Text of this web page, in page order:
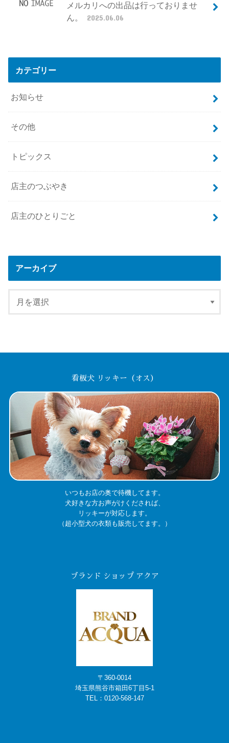
メルカリへの出品は行っておりませ
ん。
2025.06.06
カテゴリー
お知らせ
その他
トピックス
店主のつぶやき
店主のひとりごと
アーカイブ
看板犬 リッキー（オス）
いつもお店の奥で待機してます。
犬好きな方お声がけくだされば、
リッキーが対応します。
（超小型犬の衣類も販売してます。）
ブランド ショップ アクア
〒360-0014
埼玉県熊谷市箱田6丁目5-1
TEL： 0120-568-147